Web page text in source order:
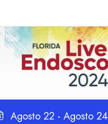
Agosto 22 - Agosto 24